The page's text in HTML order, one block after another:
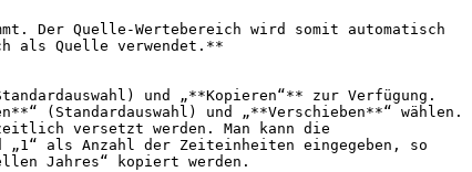
Der Quelle-Wertebereich wird somit automatisch
als Quelle verwendet.**
versetzt werden. Man kann die
als Anzahl der Zeiteinheiten eingegeben, so
Jahres“ kopiert werden.